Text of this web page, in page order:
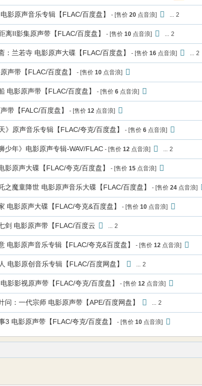
影原声音乐专辑【FLAC/百度盘】 - [售价 20 点音浪] ... 2
离II影集原声带【FLAC/百度盘】 - [售价 10 点音浪] ... 2
：兰若寺 电影原声大碟【FLAC/百度盘】 - [售价 16 点音浪] ... 2
声带【FLAC/百度盘】 - [售价 10 点音浪]
电影原声带【FLAC/百度盘】 - [售价 6 点音浪]
带【FALC/百度盘】 - [售价 12 点音浪]
》原声音乐专辑【FLAC/夸克/百度盘】 - [售价 6 点音浪]
少年》电影原声专辑-WAV/FLAC - [售价 12 点音浪] ... 2
影原声大碟【FLAC/夸克/百度盘】 - [售价 15 点音浪]
之魔童降世 电影原声音乐大碟【FLAC/百度盘】 - [售价 24 点音浪]
电影原声大碟【FLAC/夸克&百度盘】 - [售价 10 点音浪]
剑 电影原声带【FLAC/百度云 ... 2
电影原声音乐专辑【FLAC/夸克&百度盘】 - [售价 12 点音浪]
电影原创音乐专辑【FLAC/百度网盘】 ... 2
影影视原声带【FLAC/夸克/百度盘】 - [售价 12 点音浪]
问：一代宗师 电影原声带【APE/百度网盘】 ... 2
3 电影原声带【FLAC/夸克/百度盘】 - [售价 10 点音浪]